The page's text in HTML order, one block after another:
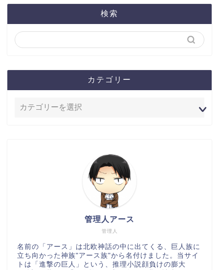
検索
カテゴリー
管理人
管理人アース
名前の「アース」は北欧神話の中に出てくる、巨人族に
立ち向かった神族"アース族"から名付けました。当サイ
トは「進撃の巨人」という、推理小説顔負けの膨大